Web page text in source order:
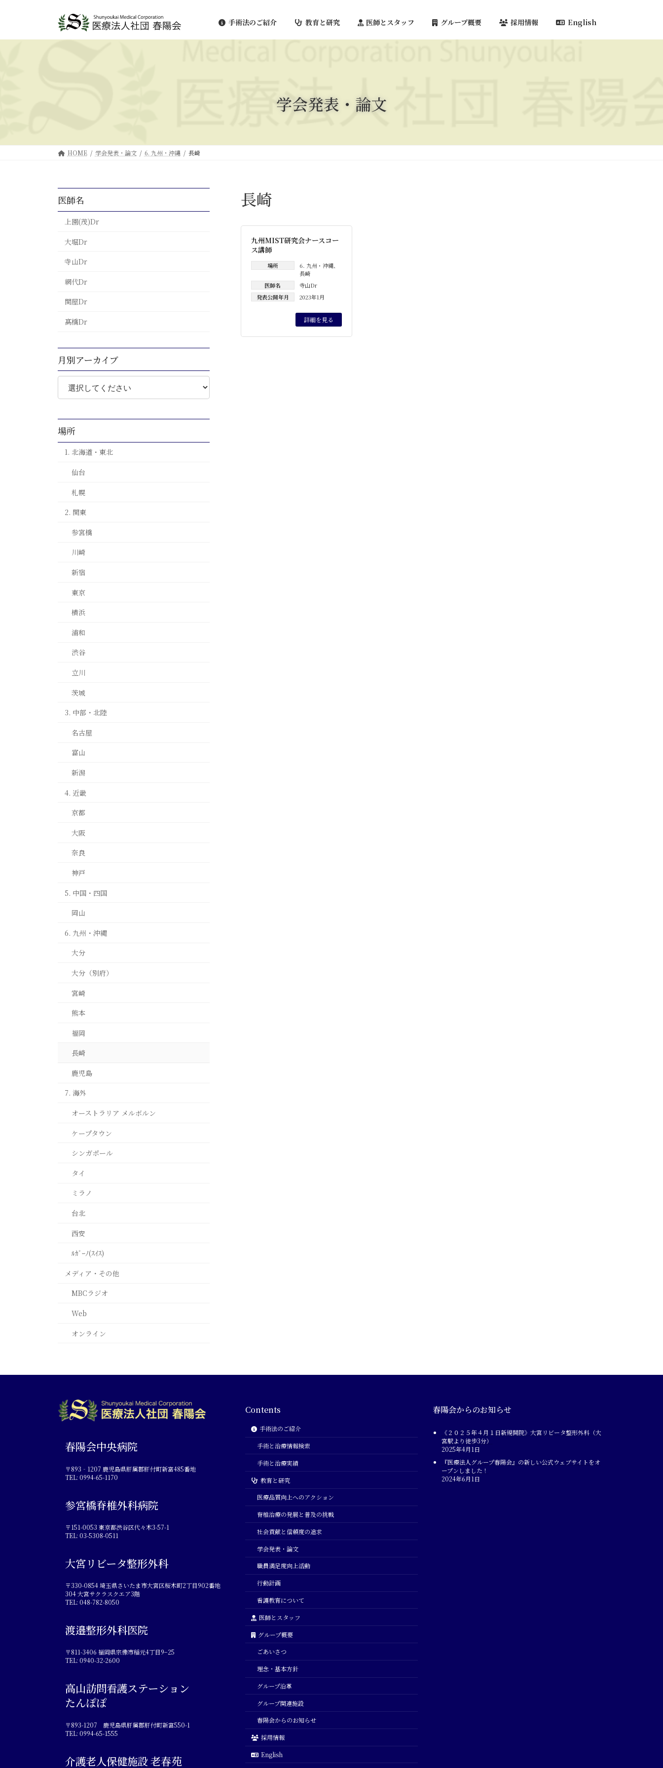
手術法のご紹介 教育と研究 医師とスタッフ グループ概要 採用情報 English
学会発表・論文
HOME 学会発表・論文 6. 九州・沖縄 長崎
長崎
九州MIST研究会ナースコー
ス講師
場所 6. 九州・沖縄、
長崎
医師名
寺山Dr
発表公開年月
2023年1月
詳細を見る
医師名
上園(茂)Dr
大堀Dr
寺山Dr
網代Dr
関屋Dr
髙橋Dr
月別アーカイブ
場所
1. 北海道・東北
仙台
札幌
2. 関東
参宮橋
川崎
新宿
東京
横浜
浦和
渋谷
立川
茨城
3. 中部・北陸
名古屋
富山
新潟
4. 近畿
京都
大阪
奈良
神戸
5. 中国・四国
岡山
6. 九州・沖縄
大分
大分（別府）
宮崎
熊本
福岡
長崎
鹿児島
7. 海外
オーストラリア メルボルン
ケープタウン
シンガポール
タイ
ミラノ
台北
西安
ﾙｶﾞｰﾉ(ｽｲｽ)
メディア・その他
MBCラジオ
Web
オンライン
春陽会中央病院
〒893‐1207 鹿児島県肝属郡肝付町新富485番地
TEL: 0994-65-1170
参宮橋脊椎外科病院
〒151-0053 東京都渋谷区代々木3-57-1
TEL: 03-5308-0511
大宮リビータ整形外科
〒330-0854 埼玉県さいたま市大宮区桜木町2丁目902番地
304 大宮サクラスクエア3階
TEL: 048-782-8050
渡邉整形外科医院
〒811-3406 福岡県宗像市稲元4丁目9−25
TEL: 0940-32-2600
高山訪問看護ステーション
たんぽぽ
〒893-1207 鹿児島県肝属郡肝付町新富550-1
TEL: 0994-65-1555
介護老人保健施設 老春苑
Contents
手術法のご紹介
手術と治療情報検索
手術と治療実績
教育と研究
医療品質向上へのアクション
脊椎治療の発展と普及の挑戦
社会貢献と信頼度の追求
学会発表・論文
職員満足度向上活動
行動計画
看護教育について
医師とスタッフ
グループ概要
ごあいさつ
理念・基本方針
グループ沿革
グループ関連施設
春陽会からのお知らせ
採用情報
English
春陽会からのお知らせ
《２０２５年４月１日新規開院》大宮リビータ整形外科（大
宮駅より徒歩3分）
2025年4月1日
『医療法人グループ春陽会』の新しい公式ウェブサイトをオ
ープンしました！
2024年6月1日